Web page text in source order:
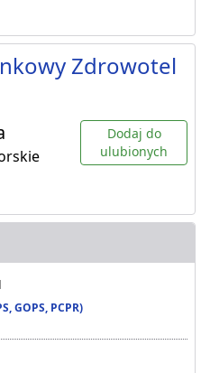
Zdrowotel
Dodaj do
ulubionych
GOPS, PCPR)